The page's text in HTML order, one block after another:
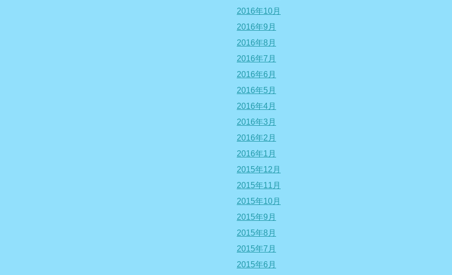
2016年10月
2016年9月
2016年8月
2016年7月
2016年6月
2016年5月
2016年4月
2016年3月
2016年2月
2016年1月
2015年12月
2015年11月
2015年10月
2015年9月
2015年8月
2015年7月
2015年6月